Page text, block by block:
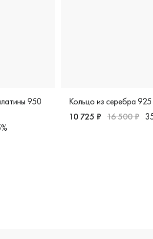
fit, дизайнерская, sde-62кб
950
Кольцо из серебра
10 725 ₽ 16 500 ₽